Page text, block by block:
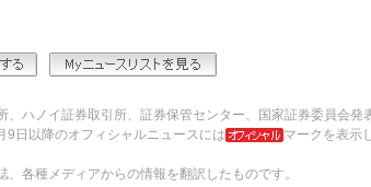
ハノイ証券取引所、証券保管センター、国家証券委員会発
日以降のオフィシャルニュースには
マークを表示
各種メディアからの情報を翻訳したものです。